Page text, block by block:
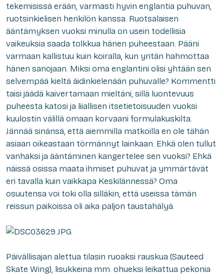
tekemisissä erään, varmasti hyvin englantia puhuvan,
ruotsinkielisen henkilön kanssa. Ruotsalaisen
ääntämyksen vuoksi minulla on usein todellisia
vaikeuksia saada tolkkua hänen puheestaan. Pääni
varmaan kallistuu kuin koiralla, kun yritän hahmottaa
hänen sanojaan. Miksi oma englantini olisi yhtään sen
selvempää kieltä äidinkielenään puhuvalle? Kommentti
taisi jäädä kaivertamaan mieltäni, sillä luontevuus
puheesta katosi ja liiallisen itsetietoisuuden vuoksi
kuulostin välillä omaan korvaani formulakuskilta.
Jännää sinänsä, että aiemmilla matkoilla en ole tähän
asiaan oikeastaan törmännyt lainkaan. Ehkä olen tullut
vanhaksi ja ääntäminen kangertelee sen vuoksi? Ehkä
näissä osissa maata ihmiset puhuvat ja ymmärtävät
eri tavalla kuin vaikkapa Keskilännessä? Oma
osuutensa voi toki olla silläkin, että useissa tämän
reissun paikoissa oli aika paljon taustahälyä.
Päivällisajan alettua tilasin ruoaksi rauskua (Sauteed
Skate Wing), lisukkeina mm. ohueksi leikattua pekonia